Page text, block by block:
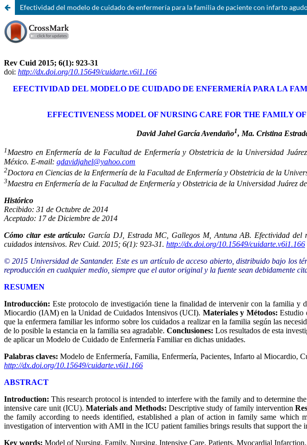
Efectividad del modelo de cuidado de enfermería para la familia de paciente con infarto